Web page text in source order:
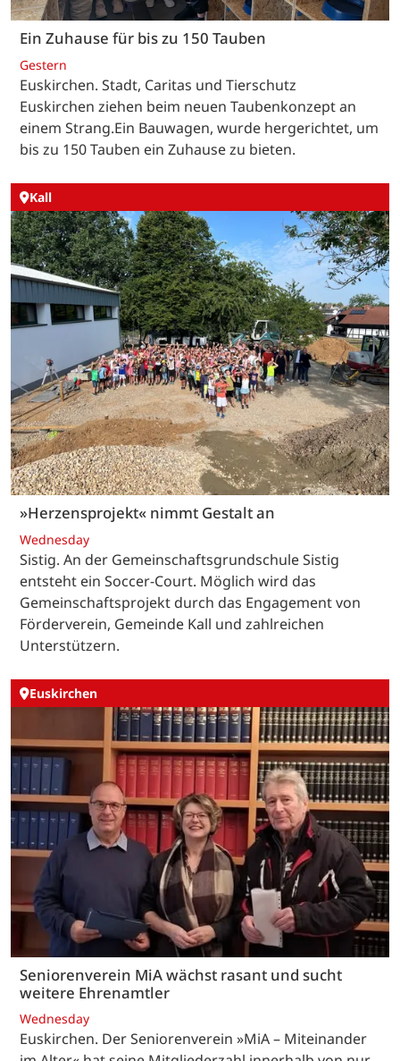
Ein Zuhause für bis zu 150 Tauben
Gestern
Euskirchen. Stadt, Caritas und Tierschutz
Euskirchen ziehen beim neuen Taubenkonzept an
einem Strang.Ein Bauwagen, wurde hergerichtet, um
bis zu 150 Tauben ein Zuhause zu bieten.
Kall
»Herzensprojekt« nimmt Gestalt an
Wednesday
Sistig. An der Gemeinschaftsgrundschule Sistig
entsteht ein Soccer-Court. Möglich wird das
Gemeinschaftsprojekt durch das Engagement von
Förderverein, Gemeinde Kall und zahlreichen
Unterstützern.
Euskirchen
Seniorenverein MiA wächst rasant und sucht
weitere Ehrenamtler
Wednesday
Euskirchen. Der Seniorenverein »MiA – Miteinander